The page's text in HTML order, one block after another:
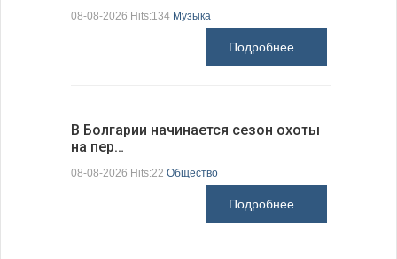
08-08-2026 Hits:134 Музыка
Подробнее...
В Болгарии начинается сезон охоты
на пер…
08-08-2026 Hits:22 Общество
Подробнее...